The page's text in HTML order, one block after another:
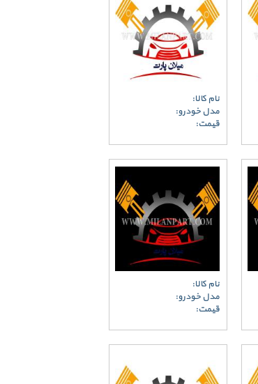
نام کالا:
مدل خودرو:
قیمت:
نام کالا:
مدل خودرو:
قیمت: